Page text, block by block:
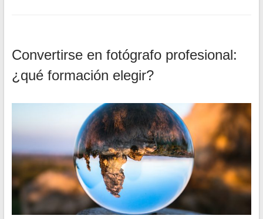
Convertirse en fotógrafo profesional:
¿qué formación elegir?